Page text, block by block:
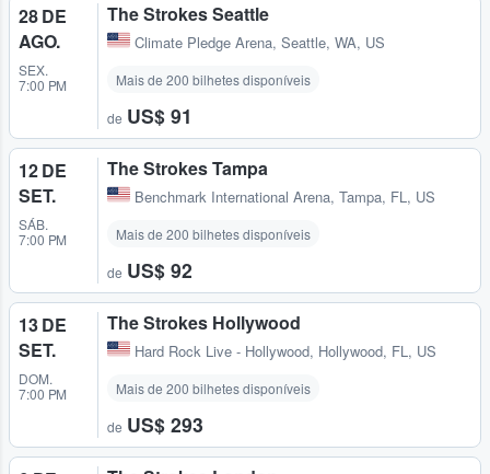
28 DE
AGO.
SEX.
7:00 PM
The Strokes Seattle
Climate Pledge Arena, Seattle, WA, US
Mais de 200 bilhetes disponíveis
de US$ 91
12 DE
SET.
SÁB.
7:00 PM
The Strokes Tampa
Benchmark International Arena, Tampa, FL, US
Mais de 200 bilhetes disponíveis
de US$ 92
13 DE
SET.
DOM.
7:00 PM
The Strokes Hollywood
Hard Rock Live - Hollywood, Hollywood, FL, US
Mais de 200 bilhetes disponíveis
de US$ 293